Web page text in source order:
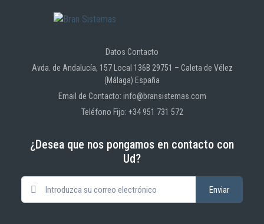
Datos Contacto
Avda. de Andalucía, 157 Local 136B 29751 – Caleta de Vélez
(Málaga) España
Email de Contacto: info@bransistemas.com
Teléfono Fijo: +34 951 731 572
¿Desea que nos pongamos en contacto con
Ud?